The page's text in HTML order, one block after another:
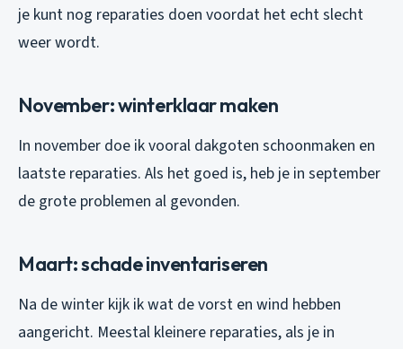
je kunt nog reparaties doen voordat het echt slecht
weer wordt.
November: winterklaar maken
In november doe ik vooral dakgoten schoonmaken en
laatste reparaties. Als het goed is, heb je in september
de grote problemen al gevonden.
Maart: schade inventariseren
Na de winter kijk ik wat de vorst en wind hebben
aangericht. Meestal kleinere reparaties, als je in